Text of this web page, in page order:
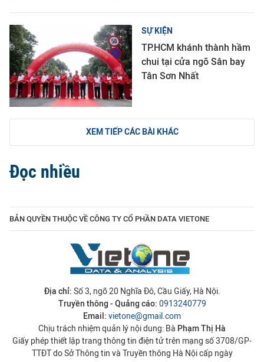
SỰ KIỆN
TP.HCM khánh thành hầm
chui tại cửa ngõ Sân bay
Tân Sơn Nhất
XEM TIẾP CÁC BÀI KHÁC
Đọc nhiều
BẢN QUYỀN THUỘC VỀ CÔNG TY CỔ PHẦN DATA VIETONE
Địa chỉ: Số 3, ngõ 20 Nghĩa Đô, Cầu Giấy, Hà Nội.
Truyền thông - Quảng cáo: 0913240779
Email: vietone@gmail.com
Chịu trách nhiệm quản lý nội dung: Bà Phạm Thị Hà
Giấy phép thiết lập trang thông tin điện tử trên mạng số 3708/GP-
TTĐT do Sở Thông tin và Truyền thông Hà Nội cấp ngày